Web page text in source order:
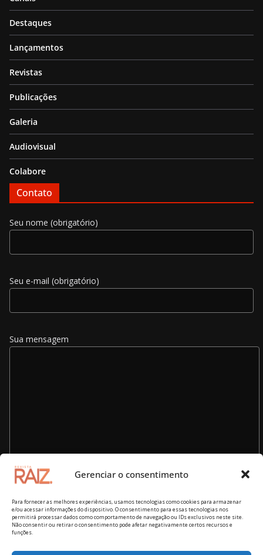
Gerenciar o consentimento
Para fornecer as melhores experiências, usamos tecnologias como cookies para armazenar
e/ou acessar informações do dispositivo. O consentimento para essas tecnologias nos
permitirá processar dados como comportamento de navegação ou IDs exclusivos neste site.
Não consentir ou retirar o consentimento pode afetar negativamente certos recursos e
funções.
Destaques
Lançamentos
Revistas
Publicações
Galeria
Audiovisual
Colabore
Contato
Seu nome (obrigatório)
Seu e-mail (obrigatório)
Sua mensagem